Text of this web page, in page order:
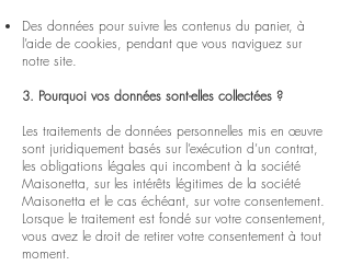
Des données pour suivre les contenus du panier, à
l’aide de cookies, pendant que vous naviguez sur
notre site.
3. Pourquoi vos données sont-elles collectées ?
Les traitements de données personnelles mis en œuvre
sont juridiquement basés sur l’exécution d’un contrat,
les obligations légales qui incombent à la société
Maisonetta, sur les intérêts légitimes de la société
Maisonetta et le cas échéant, sur votre consentement.
Lorsque le traitement est fondé sur votre consentement,
vous avez le droit de retirer votre consentement à tout
moment.